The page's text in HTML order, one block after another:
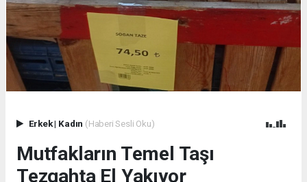
Erkek| Kadın (Haberi Sesli Oku)
Mutfakların Temel Taşı
Tezgahta El Yakıyor